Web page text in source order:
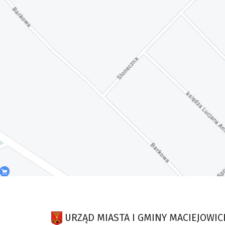
URZĄD MIASTA I GMINY